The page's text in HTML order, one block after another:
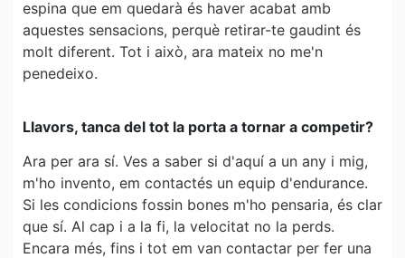
espina que em quedarà és haver acabat amb
aquestes sensacions, perquè retirar-te gaudint és
molt diferent. Tot i això, ara mateix no me'n
penedeixo.
Llavors, tanca del tot la porta a tornar a competir?
Ara per ara sí. Ves a saber si d'aquí a un any i mig,
m'ho invento, em contactés un equip d'endurance.
Si les condicions fossin bones m'ho pensaria, és clar
que sí. Al cap i a la fi, la velocitat no la perds.
Encara més, fins i tot em van contactar per fer una